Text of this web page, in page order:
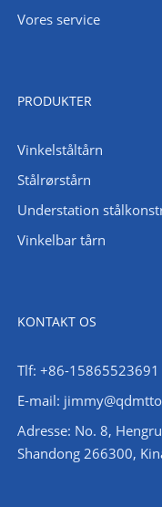
Vores service
PRODUKTER
Vinkelståltårn
Stålrørstårn
Understation
Vinkelbar tårn
KONTAKT OS
Tlf: +86-15865523691
E-mail:
Adresse: No. 8,
Shandong 266300,